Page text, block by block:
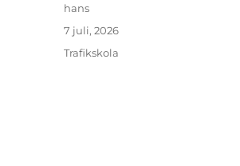
Författare
hans
Publicerat
den
7 juli, 2026
Kategorier
Trafikskola